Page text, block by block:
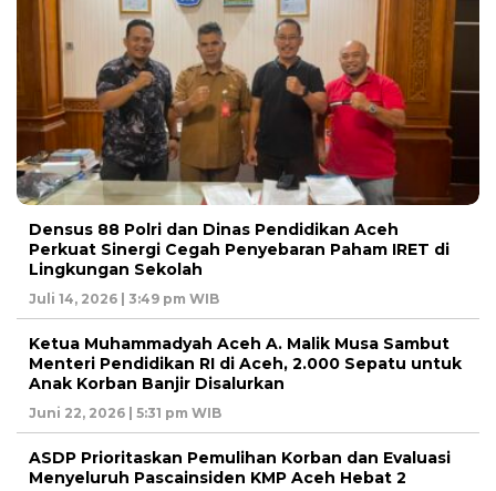
Densus 88 Polri dan Dinas Pendidikan Aceh
Perkuat Sinergi Cegah Penyebaran Paham IRET di
Lingkungan Sekolah
Juli 14, 2026 | 3:49 pm WIB
Ketua Muhammadyah Aceh A. Malik Musa Sambut
Menteri Pendidikan RI di Aceh, 2.000 Sepatu untuk
Anak Korban Banjir Disalurkan
Juni 22, 2026 | 5:31 pm WIB
ASDP Prioritaskan Pemulihan Korban dan Evaluasi
Menyeluruh Pascainsiden KMP Aceh Hebat 2